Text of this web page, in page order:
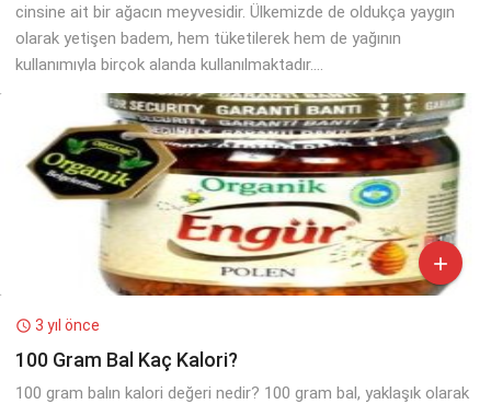
cinsine ait bir ağacın meyvesidir. Ülkemizde de oldukça yaygın
olarak yetişen badem, hem tüketilerek hem de yağının
kullanımıyla birçok alanda kullanılmaktadır....

 3 yıl önce
100 Gram Bal Kaç Kalori?
100 gram balın kalori değeri nedir? 100 gram bal, yaklaşık olarak